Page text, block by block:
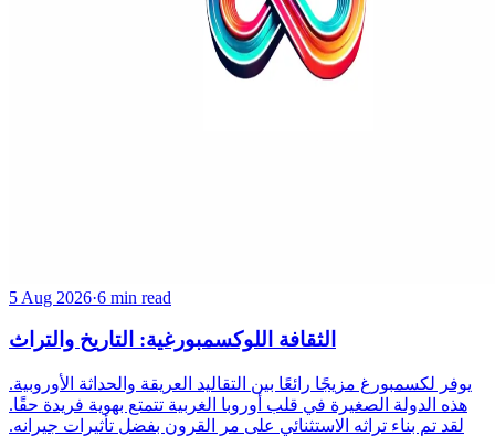
5 Aug 2026·6 min read
الثقافة اللوكسمبورغية: التاريخ والتراث
يوفر لكسمبورغ مزيجًا رائعًا بين التقاليد العريقة والحداثة الأوروبية.
هذه الدولة الصغيرة في قلب أوروبا الغربية تتمتع بهوية فريدة حقًا.
لقد تم بناء تراثه الاستثنائي على مر القرون بفضل تأثيرات جيرانه.